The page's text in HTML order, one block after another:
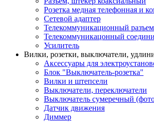
Розетка медная телефонная и
Сетевой адаптер
Телекоммуникационный разъем
Телекоммуникацонный
Усилитель
Вилки, розетки, выключатели,
Аксессуары для
Блок "Выключатель-розетка"
Вилки и штепсели
Выключатели, переключатели
Выключатель сумеречный
Датчик движения
Диммер